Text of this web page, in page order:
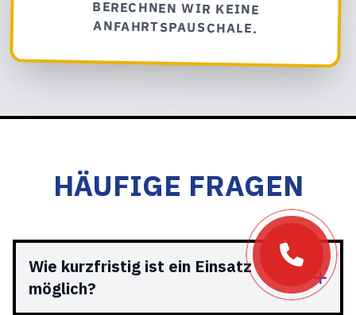
ANFAHRTSPAUSCHALE.
HÄUFIGE FRAGEN
Wie kurzfristig ist ein Einsatz
möglich?